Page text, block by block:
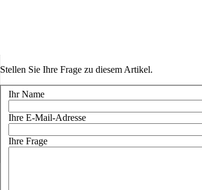
Stellen Sie Ihre Frage zu diesem Artikel.
Ihr Name
Ihre E-Mail-Adresse
Ihre Frage